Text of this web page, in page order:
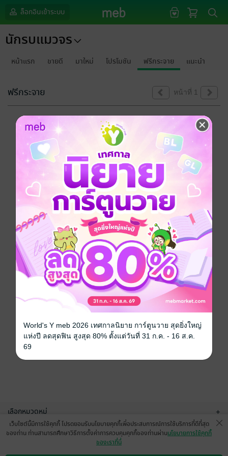
ล็อกอินเข้าระบบ
นักรบแมวจร
หน้าแรก ขายดี มาใหม่ โปรโมชัน ฟรีกระจาย แนะนำ
ฟรีกระจาย หน้าที่ 1
ขออภัยด้วยนะคะ
ไม่พบข้อมูลในหัวข้อที่คุณกำลังชมค่ะ
เลือกหมวดหมู่ +
บริการช่วยเหลือ
เว็บไซต์นี้มีการใช้คุกกี้ โปรดยอมรับนโยบายคุกกี้เพื่อประสบการณ์การใช้บริการที่ดีที่สุด
ของท่าน ท่านสามารถศึกษาวิธีการตั้งค่าการควบคุมคุกกี้ของท่านผ่านนโยบายการใช้คุกกี้
ของเราที่นี่
World's Y meb 2026 เทศกาลนิยาย การ์ตูนวาย สุดยิ่งใหญ่
แห่งปี ลดสุดฟิน สูงสุด 80% ตั้งแต่วันที่ 31 ก.ค. - 16 ส.ค.
69